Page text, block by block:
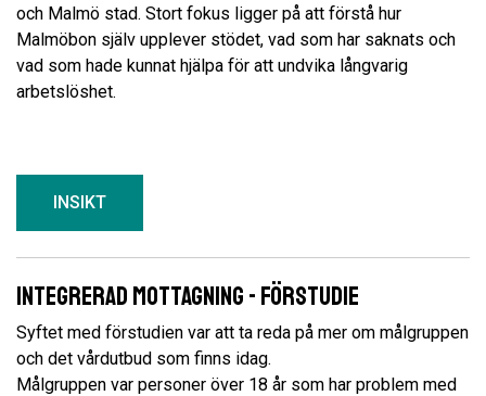
och Malmö stad. Stort fokus ligger på att förstå hur
Malmöbon själv upplever stödet, vad som har saknats och
vad som hade kunnat hjälpa för att undvika långvarig
arbetslöshet.
INSIKT
Integrerad mottagning - Förstudie
Syftet med förstudien var att ta reda på mer om målgruppen
och det vårdutbud som finns idag.
Målgruppen var personer över 18 år som har problem med